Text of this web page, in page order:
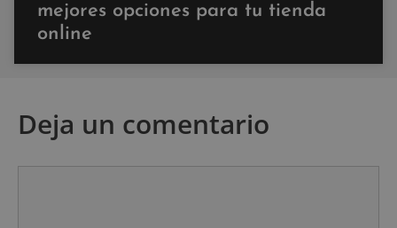
mejores opciones para tu tienda
online
Deja un comentario